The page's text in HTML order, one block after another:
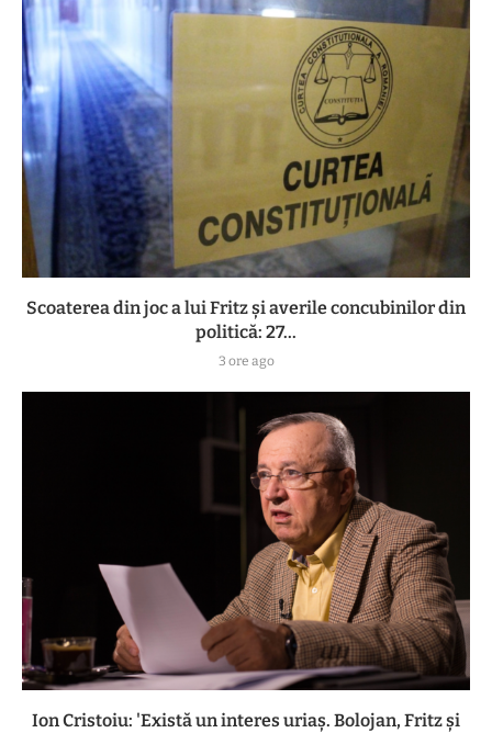
Scoaterea din joc a lui Fritz și averile concubinilor din
politică: 27...
3 ore ago
Ion Cristoiu: 'Există un interes uriaș. Bolojan, Fritz și